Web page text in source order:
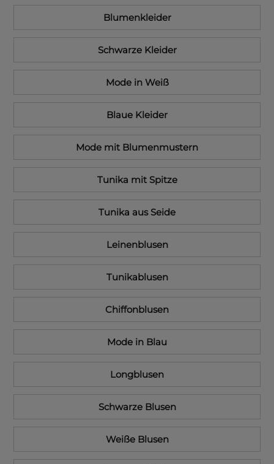
Blumenkleider
Schwarze Kleider
Mode in Weiß
Blaue Kleider
Mode mit Blumenmustern
Tunika mit Spitze
Tunika aus Seide
Leinenblusen
Tunikablusen
Chiffonblusen
Mode in Blau
Longblusen
Schwarze Blusen
Weiße Blusen